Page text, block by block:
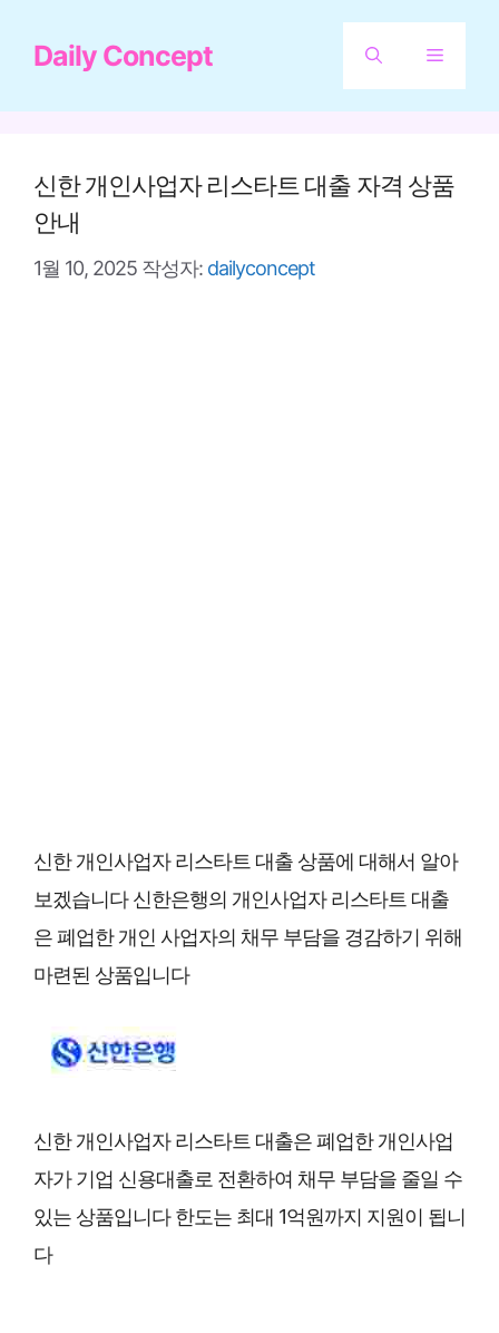
Daily Concept 메
신한 개인사업자 리스타트 대출 자격 상품
안내
1월 10, 2025 작성자: dailyconcept
신한 개인사업자 리스타트 대출 상품에 대해서 알아
보겠습니다 신한은행의 개인사업자 리스타트 대출
은 폐업한 개인 사업자의 채무 부담을 경감하기 위해
마련된 상품입니다
신한 개인사업자 리스타트 대출은 폐업한 개인사업
자가 기업 신용대출로 전환하여 채무 부담을 줄일 수
있는 상품입니다 한도는 최대 1억원까지 지원이 됩니
다